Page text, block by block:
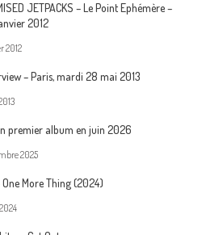
JETPACKS – Le Point Ephémère –
2012
2012
– Paris, mardi 28 mai 2013
premier album en juin 2026
2025
One More Thing (2024)